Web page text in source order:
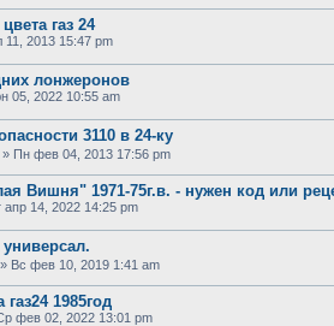
газ 24
11, 2013 15:47 pm
лонжеронов
05, 2022 10:55 am
3110 в 24-ку
» Пн фев 04, 2013 17:56 pm
Вишня" 1971-75г.в. - нужен код или
апр 14, 2022 14:25 pm
» Вс фев 10, 2019 1:41 am
газ24 1985год
фев 02, 2022 13:01 pm